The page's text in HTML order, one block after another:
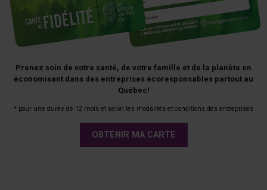
Prenez soin de votre santé, de votre famille et de la planète en
économisant dans des entreprises écoresponsables partout au
Québec!
* pour une durée de 12 mois et selon les modalités et conditions des entreprises
OBTENIR MA CARTE